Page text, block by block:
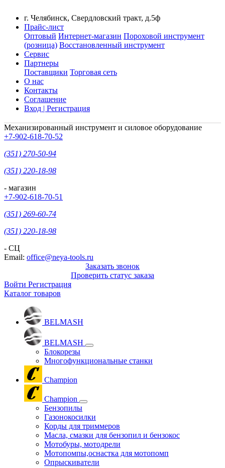
г. Челябинск, Свердловский тракт, д.5ф
Прайс-лист
Оптовый Интернет-магазин Пороховой инструмент
(розница) Восстановленный инструмент
Сервис
Партнеры
Поставщики Торговая сеть
О нас
Контакты
Соглашение
Вход | Регистрация
Механизированный инструмент и силовое оборудование
+7-902-618-70-52
(351) 270-50-94
(351) 220-18-98
- магазин
+7-902-618-70-51
(351) 269-60-74
(351) 220-18-98
- СЦ
Email: office@neya-tools.ru
Заказать звонок
Проверить статус заказа
Войти Регистрация
Каталог товаров
BELMASH
BELMASH
Блокорезы
Многофункциональные станки
Champion
Champion
Бензопилы
Газонокосилки
Корды для триммеров
Масла, смазки для бензопил и бензокос
Мотобуры, мотодрели
Мотопомпы,оснастка для мотопомп
Опрыскиватели